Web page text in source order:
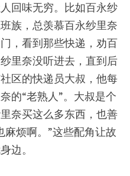
回味无穷。比如百永纱
族，总羡慕百永纱里奈
，看到那些快递，劝百
里奈没听进去，直到后
区的快递员大叔，他每
的“老熟人”。大叔是个
奈买这么多东西，也善
烦啊。”这些配角让故
边。